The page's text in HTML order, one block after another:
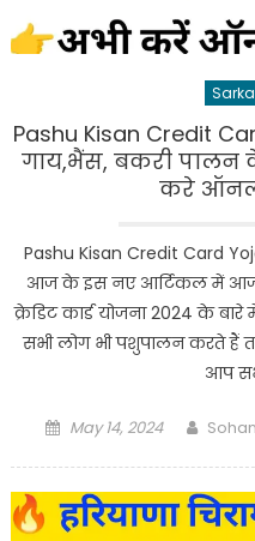
Pashu Kisan Credit
गाय,भैंस, बकरी पालन
करे
Pashu Kisan Credit Card
आज के इस नए आर्टिकल में आज
क्रेडिट कार्ड योजना 2024 के
सभी लोग भी पशुपालन करते हैं
आप
Posted
May 14, 2024 Author